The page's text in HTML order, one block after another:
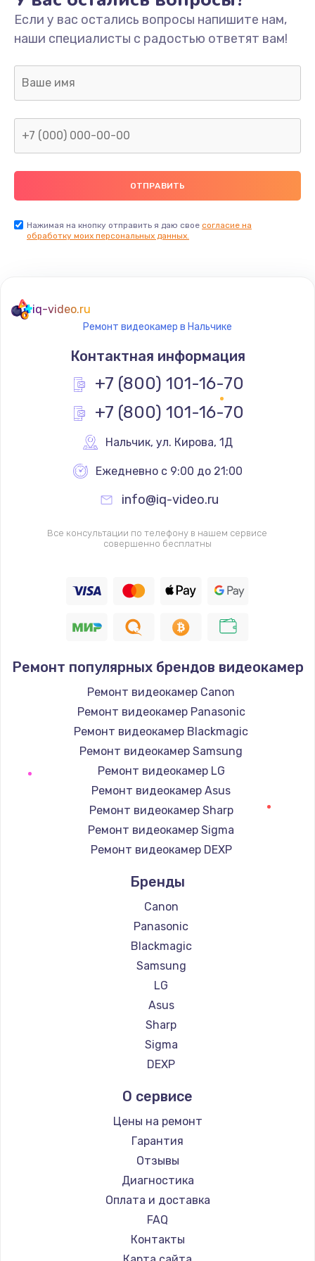
Если у вас остались вопросы напишите нам,
наши специалисты с радостью ответят вам!
Нажимая на кнопку отправить я даю свое согласие на
обработку моих персональных данных.
iq-video.ru
Ремонт видеокамер в Нальчике
Контактная информация
+7 (800) 101-16-70
+7 (800) 101-16-70
Нальчик, ул. Кирова, 1Д
Ежедневно с 9:00 до 21:00
info@iq-video.ru
Все консультации по телефону в нашем сервисе
совершенно бесплатны
Ремонт популярных брендов видеокамер
Ремонт видеокамер Canon
Ремонт видеокамер Panasonic
Ремонт видеокамер Blackmagic
Ремонт видеокамер Samsung
Ремонт видеокамер LG
Ремонт видеокамер Asus
Ремонт видеокамер Sharp
Ремонт видеокамер Sigma
Ремонт видеокамер DEXP
Бренды
Canon
Panasonic
Blackmagic
Samsung
LG
Asus
Sharp
Sigma
DEXP
О сервисе
Цены на ремонт
Гарантия
Отзывы
Диагностика
Оплата и доставка
FAQ
Контакты